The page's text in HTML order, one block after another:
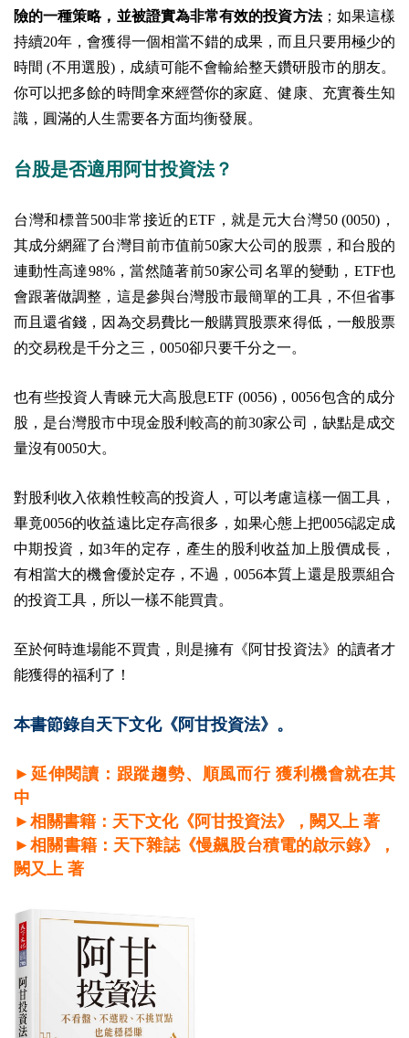
險的一種策略，並被證實為非常有效的投資方法；如果這樣
持續20年，會獲得一個相當不錯的成果，而且只要用極少的
時間 (不用選股)，成績可能不會輸給整天鑽研股市的朋友。
你可以把多餘的時間拿來經營你的家庭、健康、充實養生知
識，圓滿的人生需要各方面均衡發展。
台股是否適用阿甘投資法？
台灣和標普500非常接近的ETF，就是元大台灣50 (0050)，
其成分網羅了台灣目前市值前50家大公司的股票，和台股的
連動性高達98%，當然隨著前50家公司名單的變動，ETF也
會跟著做調整，這是參與台灣股市最簡單的工具，不但省事
而且還省錢，因為交易費比一般購買股票來得低，一般股票
的交易稅是千分之三，0050卻只要千分之一。
也有些投資人青睞元大高股息ETF (0056)，0056包含的成分
股，是台灣股市中現金股利較高的前30家公司，缺點是成交
量沒有0050大。
對股利收入依賴性較高的投資人，可以考慮這樣一個工具，
畢竟0056的收益遠比定存高很多，如果心態上把0056認定成
中期投資，如3年的定存，產生的股利收益加上股價成長，
有相當大的機會優於定存，不過，0056本質上還是股票組合
的投資工具，所以一樣不能買貴。
至於何時進場能不買貴，則是擁有《阿甘投資法》的讀者才
能獲得的福利了！
本書節錄自天下文化《阿甘投資法》。
►延伸閱讀：跟蹤趨勢、順風而行 獲利機會就在其
中
►相關書籍：天下文化《阿甘投資法》，闕又上 著
►相關書籍： 天下雜誌《慢飆股台積電的啟示錄》，
闕又上 著